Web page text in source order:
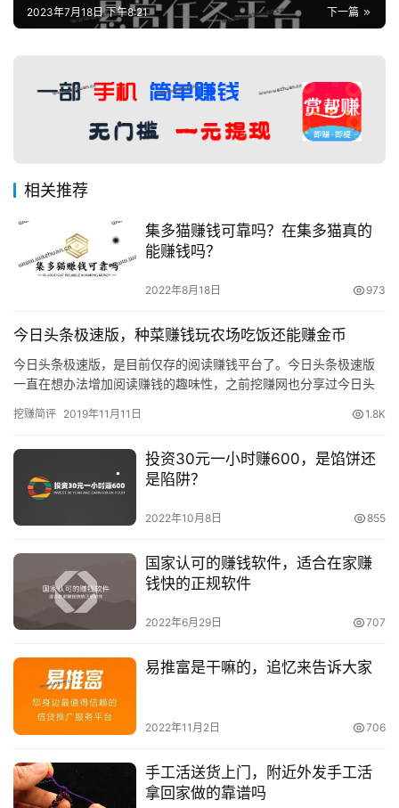
下一篇
2023年7月18日 下午8:21
相关推荐
集多猫赚钱可靠吗？在集多猫真的
能赚钱吗？
2022年8月18日 973
今日头条极速版，种菜赚钱玩农场吃饭还能赚金币
今日头条极速版，是目前仅存的阅读赚钱平台了。今日头条极速版
一直在想办法增加阅读赚钱的趣味性，之前挖赚网也分享过今日头
吃饭赚…
挖赚简评 2019年11月11日 1.8K
投资30元一小时赚600，是馅饼还
是陷阱？
2022年10月8日 855
国家认可的赚钱软件，适合在家赚
钱快的正规软件
2022年6月29日 707
易推富是干嘛的，追忆来告诉大家
2022年11月2日 706
手工活送货上门，附近外发手工活
拿回家做的靠谱吗